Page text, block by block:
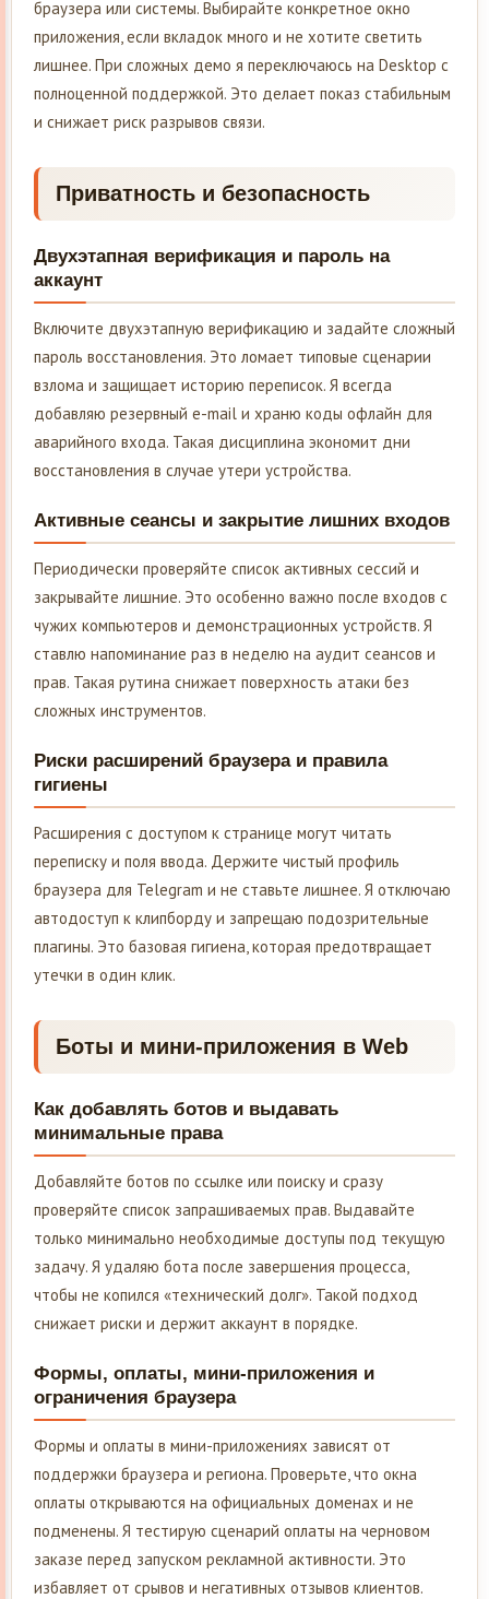
браузера или системы. Выбирайте конкретное окно
приложения, если вкладок много и не хотите светить
лишнее. При сложных демо я переключаюсь на Desktop с
полноценной поддержкой. Это делает показ стабильным
и снижает риск разрывов связи.
Приватность и безопасность
Двухэтапная верификация и пароль на
аккаунт
Включите двухэтапную верификацию и задайте сложный
пароль восстановления. Это ломает типовые сценарии
взлома и защищает историю переписок. Я всегда
добавляю резервный e-mail и храню коды офлайн для
аварийного входа. Такая дисциплина экономит дни
восстановления в случае утери устройства.
Активные сеансы и закрытие лишних входов
Периодически проверяйте список активных сессий и
закрывайте лишние. Это особенно важно после входов с
чужих компьютеров и демонстрационных устройств. Я
ставлю напоминание раз в неделю на аудит сеансов и
прав. Такая рутина снижает поверхность атаки без
сложных инструментов.
Риски расширений браузера и правила
гигиены
Расширения с доступом к странице могут читать
переписку и поля ввода. Держите чистый профиль
браузера для Telegram и не ставьте лишнее. Я отключаю
автодоступ к клипборду и запрещаю подозрительные
плагины. Это базовая гигиена, которая предотвращает
утечки в один клик.
Боты и мини-приложения в Web
Как добавлять ботов и выдавать
минимальные права
Добавляйте ботов по ссылке или поиску и сразу
проверяйте список запрашиваемых прав. Выдавайте
только минимально необходимые доступы под текущую
задачу. Я удаляю бота после завершения процесса,
чтобы не копился «технический долг». Такой подход
снижает риски и держит аккаунт в порядке.
Формы, оплаты, мини-приложения и
ограничения браузера
Формы и оплаты в мини-приложениях зависят от
поддержки браузера и региона. Проверьте, что окна
оплаты открываются на официальных доменах и не
подменены. Я тестирую сценарий оплаты на черновом
заказе перед запуском рекламной активности. Это
избавляет от срывов и негативных отзывов клиентов.